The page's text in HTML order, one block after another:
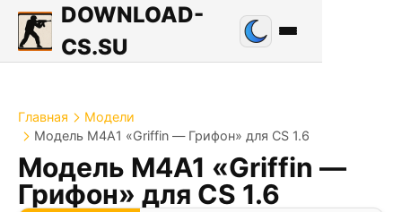
DOWNLOAD-
CS.SU
Главная
Модели
Модель M4A1 «Griffin — Грифон» для CS 1.6
Модель M4A1 «Griffin —
Грифон» для CS 1.6